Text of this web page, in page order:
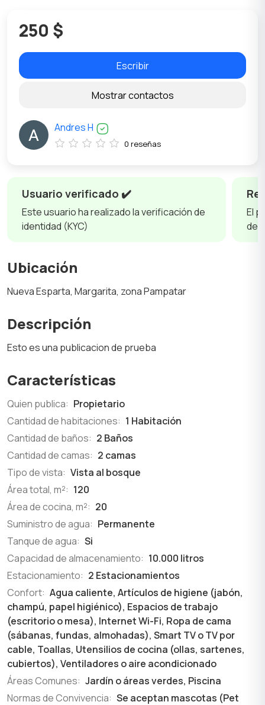
Usuario verificado ✔️
Este usuario ha realizado la verificación de
identidad (KYC)
El
Ubicación
Nueva Esparta, Margarita, zona Pampatar
Descripción
Esto es una publicacion de prueba
Características
Quien publica: Propietario
Cantidad de habitaciones: 1 Habitación
Cantidad de baños: 2 Baños
Cantidad de camas: 2 camas
Tipo de vista: Vista al bosque
Área total, m²: 120
Área de cocina, m²: 20
Suministro de agua: Permanente
Tanque de agua: Si
Capacidad de almacenamiento: 10.000 litros
Estacionamiento: 2 Estacionamientos
Confort: Agua caliente, Artículos de higiene (jabón,
champú, papel higiénico), Espacios de trabajo
(escritorio o mesa), Internet Wi-Fi, Ropa de cama
(sábanas, fundas, almohadas), Smart TV o TV por
cable, Toallas, Utensilios de cocina (ollas, sartenes,
cubiertos), Ventiladores o aire acondicionado
Áreas Comunes: Jardín o áreas verdes, Piscina
Normas de Convivencia: Se aceptan mascotas (Pet
250 $
Escribir
Mostrar contactos
Andres H
0 reseñas